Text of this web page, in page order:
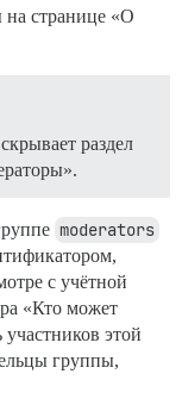
странице «О
раздел
moderators
с учётной
«Кто может
этой
группы,